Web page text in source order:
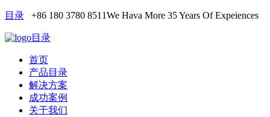
目录 +86 180 3780 8511We Hava More 35 Years Of Expeiences
目录
首页
产品目录
解决方案
成功案例
关于我们